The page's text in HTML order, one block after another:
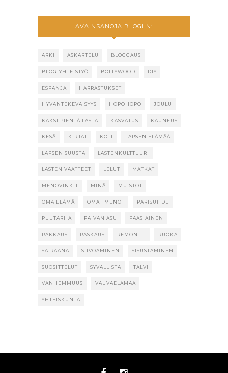
AVAINSANOJA BLOGIIN:
ARKI ASKARTELU BLOGGAUS
BLOGIYHTEISTYÖ BOLLYWOOD DIY
ESPANJA HARRASTUKSET
HYVÄNTEKEVÄISYYS HÖPÖHÖPÖ JOULU
KAKSI PIENTÄ LASTA KASVATUS KAUNEUS
KESÄ KIRJAT KOTI LAPSEN ELÄMÄÄ
LAPSEN SUUSTA LASTENKULTTUURI
LASTEN VAATTEET LELUT MATKAT
MENOVINKIT MINÄ MUISTOT
OMA ELÄMÄ OMAT MENOT PARISUHDE
PUUTARHA PÄIVÄN ASU PÄÄSIÄINEN
RAKKAUS RASKAUS REMONTTI RUOKA
SAIRAANA SIIVOAMINEN SISUSTAMINEN
SUOSITTELUT SYVÄLLISTÄ TALVI
VANHEMMUUS VAUVAELÄMÄÄ
YHTEISKUNTA